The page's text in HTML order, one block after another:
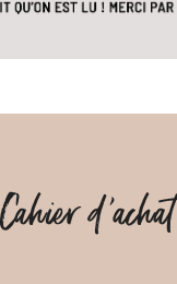
Cahier d'achat